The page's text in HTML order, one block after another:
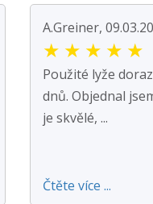
A.Greiner,
★ ★ ★ ★ ★
Použité lyže
dnů. Objednal
je skvělé, ...
Čtěte více ...